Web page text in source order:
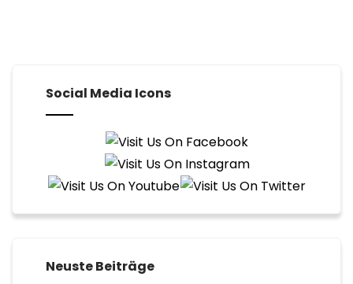
Social Media Icons
Neuste Beiträge